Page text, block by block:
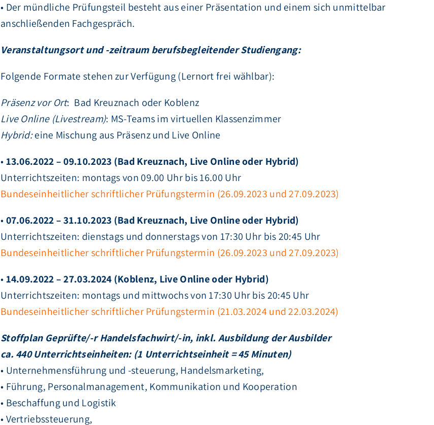
• Der mündliche Prüfungsteil besteht aus einer Präsentation und einem sich unmittelbar
anschließenden Fachgespräch.
Veranstaltungsort und -zeitraum berufsbegleitender Studiengang:
Folgende Formate stehen zur Verfügung (Lernort frei wählbar):
Präsenz vor Ort: Bad Kreuznach oder Koblenz
Live Online (Livestream): MS-Teams im virtuellen Klassenzimmer
Hybrid:eine Mischung aus Präsenz und Live Online
•13.06.2022 – 09.10.2023 (Bad Kreuznach, Live Online oder Hybrid)
Unterrichtszeiten: montags von 09.00 Uhr bis 16.00 Uhr
Bundeseinheitlicher schriftlicher Prüfungstermin (26.09.2023 und 27.09.2023)
•07.06.2022 – 31.10.2023 (Bad Kreuznach, Live Online oder Hybrid)
Unterrichtszeiten: dienstags und donnerstags von 17:30 Uhr bis 20:45 Uhr
Bundeseinheitlicher schriftlicher Prüfungstermin (26.09.2023 und 27.09.2023)
•14.09.2022 – 27.03.2024 (Koblenz, Live Online oder Hybrid)
Unterrichtszeiten: montags und mittwochs von 17:30 Uhr bis 20:45 Uhr
Bundeseinheitlicher schriftlicher Prüfungstermin (21.03.2024 und 22.03.2024)
Stoffplan Geprüfte/-r Handelsfachwirt/-in, inkl. Ausbildung der Ausbilder
ca. 440 Unterrichtseinheiten: (1 Unterrichtseinheit = 45 Minuten)
• Unternehmensführung und -steuerung, Handelsmarketing,
• Führung, Personalmanagement, Kommunikation und Kooperation
• Beschaffung und Logistik
• Vertriebssteuerung,